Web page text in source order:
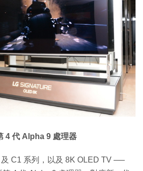
4 代 Alpha 9 處理器
C1 系列，以及 8K OLED TV ──